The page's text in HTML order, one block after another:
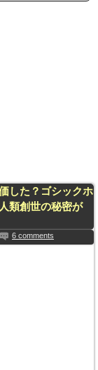
した？ゴシックホ
類創世の秘密が
6 comments